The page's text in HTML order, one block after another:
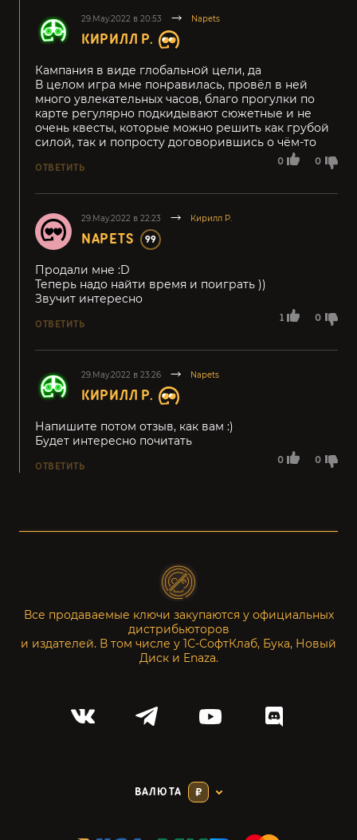
29.May.2022 в 20:53 Napets
КИРИЛЛ Р.
0 0
Кампания в виде глобальной цели, да
В целом игра мне понравилась, провёл в ней
много увлекательных часов, благо прогулки по
карте регулярно подкидывают сюжетные и не
очень квесты, которые можно решить как грубой
силой, так и попросту договорившись о чём-то
ОТВЕТИТЬ
29.May.2022 в 22:23 Кирилл Р.
NAPETS 99
1 0
Продали мне :D
Теперь надо найти время и поиграть ))
Звучит интересно
ОТВЕТИТЬ
29.May.2022 в 23:26 Napets
КИРИЛЛ Р.
0 0
Напишите потом отзыв, как вам :)
Будет интересно почитать
ОТВЕТИТЬ
Все продаваемые ключи закупаются у официальных
дистрибьюторов
и издателей. В том числе у 1С-СофтКлаб, Бука, Новый
Диск и Enaza.
ВАЛЮТА ₽